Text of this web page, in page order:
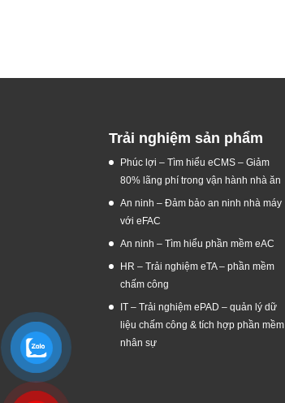
Trải nghiệm sản phẩm
Phúc lợi – Tìm hiểu eCMS – Giảm
80% lãng phí trong vận hành nhà ăn
An ninh – Đảm bảo an ninh nhà máy
với eFAC
An ninh – Tìm hiểu phần mềm eAC
HR – Trải nghiệm eTA – phần mềm
chấm công
IT – Trải nghiệm ePAD – quản lý dữ
liệu chấm công & tích hợp phần mềm
nhân sự